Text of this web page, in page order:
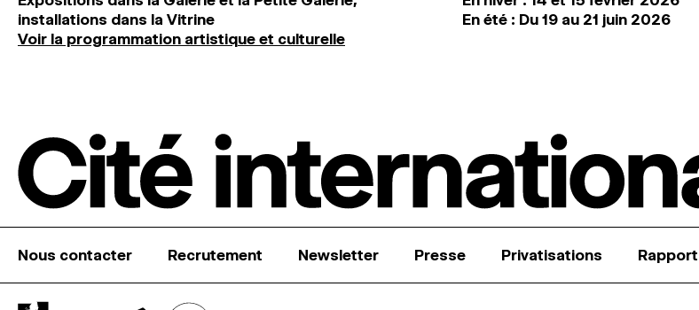
installations dans la Vitrine
Voir la programmation artistique et culturelle
En été : Du 19 au 21 juin 2026
Nous contacter Recrutement Newsletter Presse Privatisations